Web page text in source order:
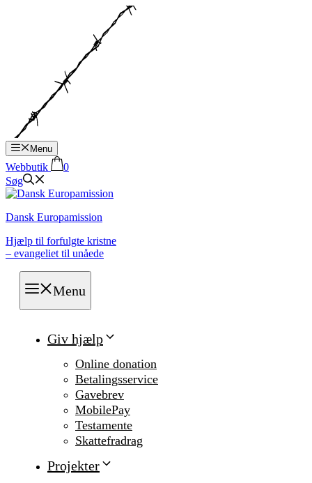
Menu
Webbutik
0
Søg
Dansk Europamission
Hjælp til forfulgte kristne
– evangeliet til unåede
Menu
Giv hjælp
Online donation
Betalingsservice
Gavebrev
MobilePay
Testamente
Skattefradrag
Projekter